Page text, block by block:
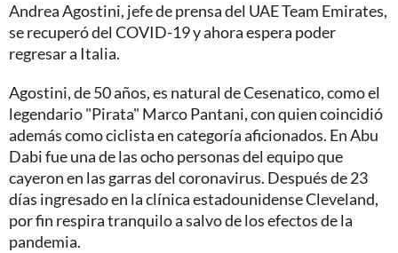
Andrea Agostini, jefe de prensa del UAE Team Emirates,
se recuperó del COVID-19 y ahora espera poder
regresar a Italia.
Agostini, de 50 años, es natural de Cesenatico, como el
legendario "Pirata" Marco Pantani, con quien coincidió
además como ciclista en categoría aficionados. En Abu
Dabi fue una de las ocho personas del equipo que
cayeron en las garras del coronavirus. Después de 23
días ingresado en la clínica estadounidense Cleveland,
por fin respira tranquilo a salvo de los efectos de la
pandemia.